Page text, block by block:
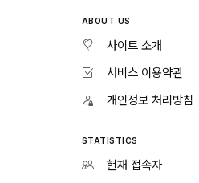
ABOUT US
사이트 소개
서비스 이용약관
개인정보 처리방침
STATISTICS
현재 접속자